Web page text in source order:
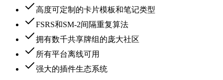
高度可定制的卡片模板和笔记类型
FSRS和SM-2间隔重复算法
拥有数千共享牌组的庞大社区
所有平台离线可用
强大的插件生态系统